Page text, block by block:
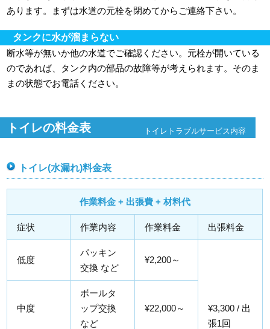
あります。まずは水道の元栓を閉めてからご連絡下さい。
タンクに水が溜まらない
断水等が無いか他の水道でご確認ください。元栓が開いている
のであれば、タンク内の部品の故障等が考えられます。そのま
まの状態でお電話ください。
トイレの料金表 トイレトラブルサービス内容
トイレ(水漏れ)料金表
作業料金 + 出張費 + 材料代
症状 作業内容 作業料金 出張料金
低度
パッキン
交換 など
¥2,200～
¥3,300 / 出
張1回
中度
ボールタ
ップ交換
など
¥22,000～